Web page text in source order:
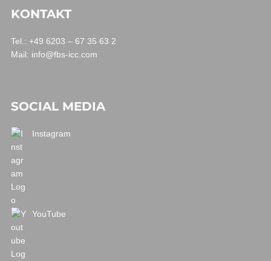
KONTAKT
Tel.: +49 6203 – 67 35 63 2
Mail: info@fbs-icc.com
SOCIAL MEDIA
Instagram
YouTube